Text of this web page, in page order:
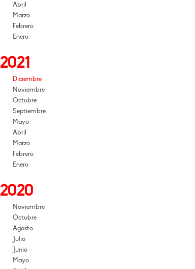
Abril
Marzo
Febrero
Enero
2021
Diciembre
Noviembre
Octubre
Septiembre
Mayo
Abril
Marzo
Febrero
Enero
2020
Noviembre
Octubre
Agosto
Julio
Junio
Mayo